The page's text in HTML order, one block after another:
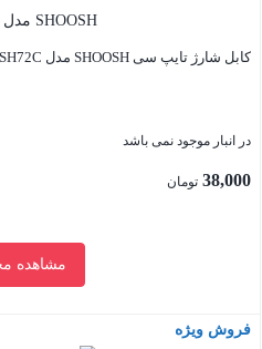
کابل شارژ تایپ سی SHOOSH مدل SH72C
در انبار موجود نمی باشد
38,000 تومان
مشاهده
بستن
فروش ویژه